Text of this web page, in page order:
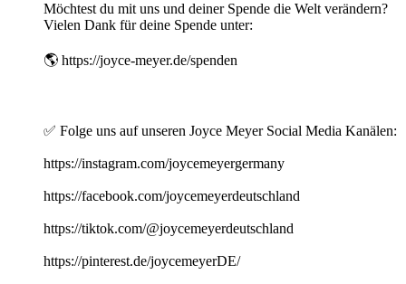
Möchtest du mit uns und deiner Spende die Welt verändern?
Vielen Dank für deine Spende unter:
🌎 https://joyce-meyer.de/spenden
✅ Folge uns auf unseren Joyce Meyer Social Media Kanälen:
https://instagram.com/joycemeyergermany
https://facebook.com/joycemeyerdeutschland
https://tiktok.com/@joycemeyerdeutschland
https://pinterest.de/joycemeyerDE/